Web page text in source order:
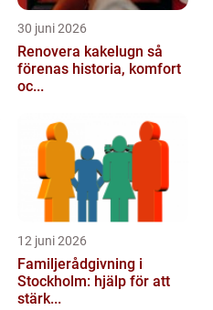
30 juni 2026
Renovera kakelugn så
förenas historia, komfort
oc...
12 juni 2026
Familjerådgivning i
Stockholm: hjälp för att
stärk...